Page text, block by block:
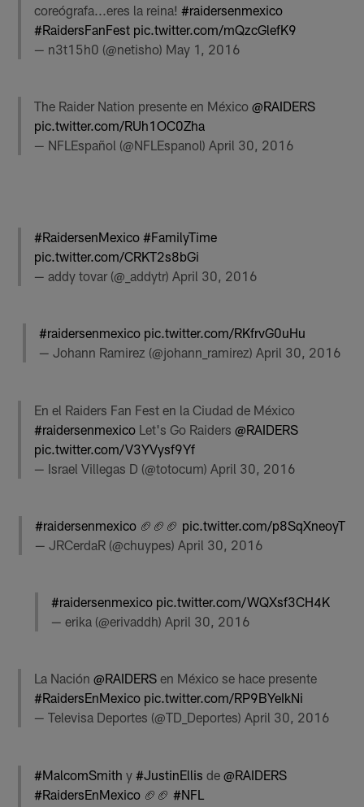
coreógrafa...eres la reina!#raidersenmexico
#RaidersFanFest pic.twitter.com/mQzcGlefK9
— n3t15h0 (@netisho) May 1, 2016
The Raider Nation presente en México@RAIDERS
pic.twitter.com/RUh1OC0Zha
— NFLEspañol (@NFLEspanol)April 30, 2016
#RaidersenMexico #FamilyTime
pic.twitter.com/CRKT2s8bGi
— addy tovar (@_addytr)April 30, 2016
#raidersenmexico pic.twitter.com/RKfrvG0uHu
— Johann Ramirez (@johann_ramirez) April 30, 2016
En el Raiders Fan Fest en la Ciudad de México
#raidersenmexico Let's Go Raiders@RAIDERS
pic.twitter.com/V3YVysf9Yf
— Israel Villegas D (@totocum) April 30, 2016
#raidersenmexico 🏈🏈🏈 pic.twitter.com/p8SqXneoyT
— JRCerdaR (@chuypes) April 30, 2016
#raidersenmexico pic.twitter.com/WQXsf3CH4K
— erika (@erivaddh) April 30, 2016
La Nación@RAIDERS en México se hace presente
#RaidersEnMexico pic.twitter.com/RP9BYeIkNi
— Televisa Deportes (@TD_Deportes)April 30, 2016
#MalcomSmith y#JustinEllis de@RAIDERS
#RaidersEnMexico 🏈🏈#NFL